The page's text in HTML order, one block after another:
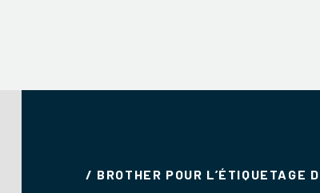
/ BROTHER POUR L’ÉTIQUETAGE